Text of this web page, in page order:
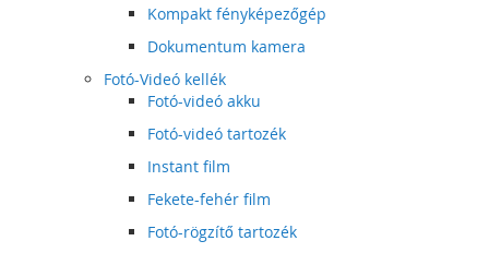
Kompakt fényképezőgép
Dokumentum kamera
Fotó-Videó kellék
Fotó-videó akku
Fotó-videó tartozék
Instant film
Fekete-fehér film
Fotó-rögzítő tartozék